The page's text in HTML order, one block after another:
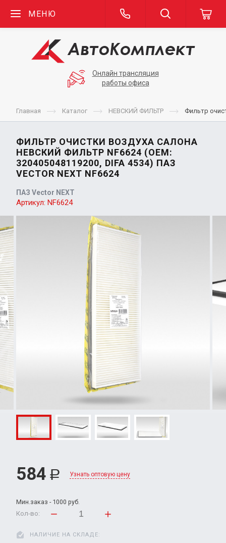
МЕНЮ
Онлайн трансляция
работы офиса
Главная Каталог НЕВСКИЙ ФИЛЬТР Фильтр
ФИЛЬТР ОЧИСТКИ ВОЗДУХА САЛОНА
НЕВСКИЙ ФИЛЬТР NF6624 (OEM:
320405048119200, DIFA 4534) ПАЗ
VECTOR NEXT NF6624
ПАЗ Vector NEXT
Артикул: NF6624
584 Р Узнать оптовую цену
Мин.заказ - 1000 руб.
Кол-во:
НАЛИЧИЕ НА СКЛАДЕ: